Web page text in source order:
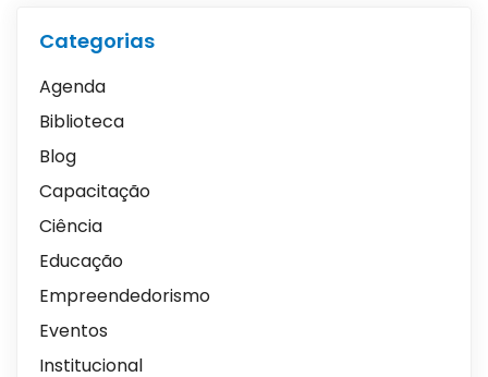
Categorias
Agenda
Biblioteca
Blog
Capacitação
Ciência
Educação
Empreendedorismo
Eventos
Institucional